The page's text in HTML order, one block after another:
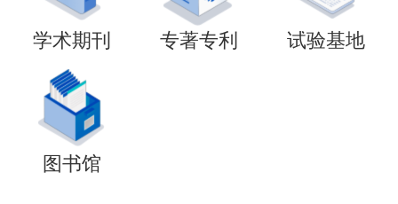
学术期刊 专著专利 试验基地
图书馆